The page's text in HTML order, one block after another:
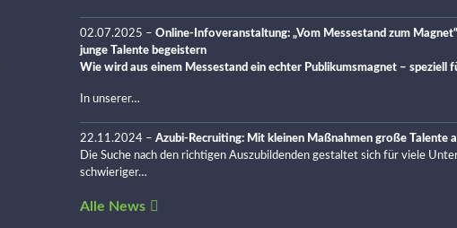
02.07.2025 – Online-Infoveranstaltung: „Vom Messestand zum
junge Talente begeistern
Wie wird aus einem Messestand ein echter Publikumsmagnet – speziell
In unserer…
22.11.2024 – Azubi-Recruiting: Mit kleinen Maßnahmen große Talente
Die Suche nach den richtigen Auszubildenden gestaltet sich für viele
schwieriger…
Alle News